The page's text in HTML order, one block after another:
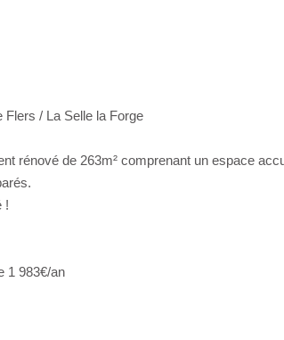
/ La Selle la Forge
rénové de 263m² comprenant un espace
!
1 983€/an